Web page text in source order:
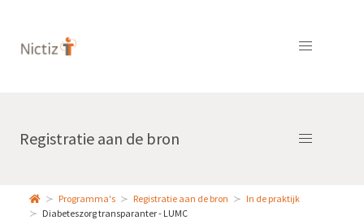
Registratie aan de bron
Programma's Registratie aan de bron
In de praktijk
Diabeteszorg transparanter - LUMC